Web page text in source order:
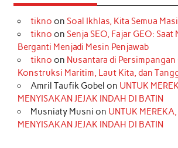
tikno on Soal Ikhlas, Kita Semua
tikno on Senja SEO, Fajar GEO: Saat
Berganti Menjadi Mesin Penjawab
tikno on Nusantara di
Konstruksi Maritim, Laut Kita, dan
Amril Taufik Gobel on UNTUK
MENYISAKAN JEJAK INDAH DI BATIN
Musniaty Musni on UNTUK
MENYISAKAN JEJAK INDAH DI BATIN